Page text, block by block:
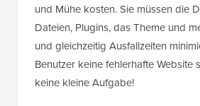
und Mühe kosten. Sie müssen die
Dateien, Plugins, das Theme und
und gleichzeitig Ausfallzeiten
Benutzer keine fehlerhafte Website
keine kleine Aufgabe!